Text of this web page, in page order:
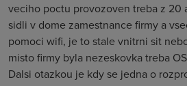
veciho poctu provozoven treba z 20
sidli v dome zamestnance firmy a
pomoci wifi, je to stale vnitrni sit
misto firmy byla nezeskovka treba
Dalsi otazkou je kdy se jedna o